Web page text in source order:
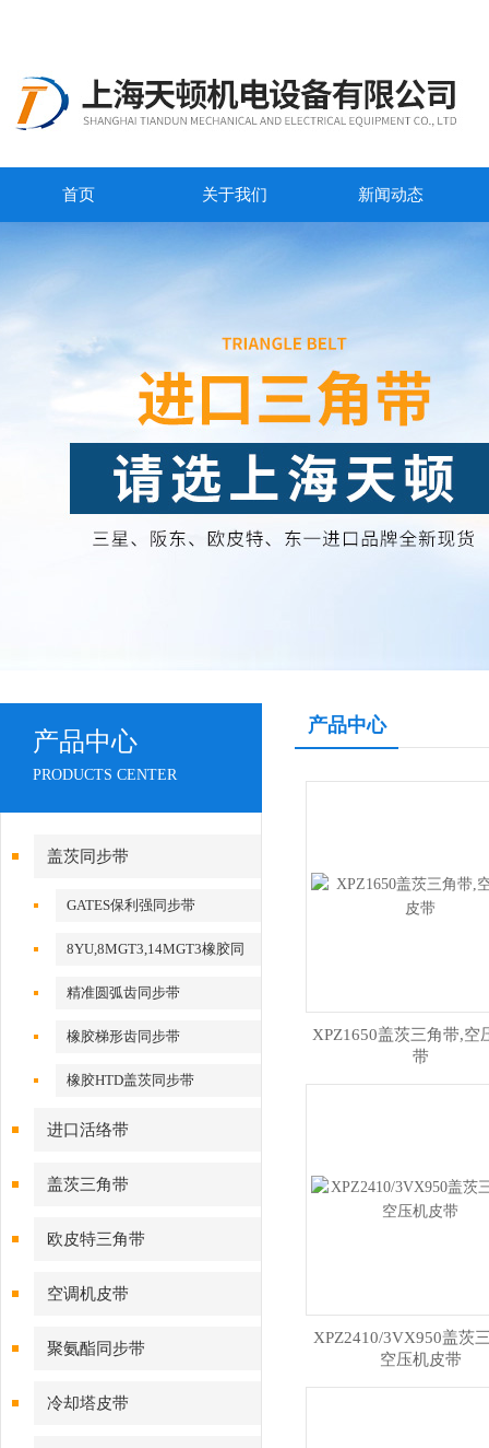
首页 关于我们 新闻动态
产品中心
PRODUCTS CENTER
盖茨同步带
GATES保利强同步带
8YU,8MGT3,14MGT3橡胶同
步带
精准圆弧齿同步带
橡胶梯形齿同步带
橡胶HTD盖茨同步带
进口活络带
盖茨三角带
欧皮特三角带
空调机皮带
聚氨酯同步带
冷却塔皮带
产品中心
XPZ1650盖茨三角带,空
带
XPZ2410/3VX950盖茨
空压机皮带